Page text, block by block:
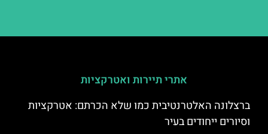
אתרי תיירות ואטרקציות
ברצלונה האלטרנטיבית כמו שלא הכרתם: אטרקציות
וסיורים ייחודים בעיר